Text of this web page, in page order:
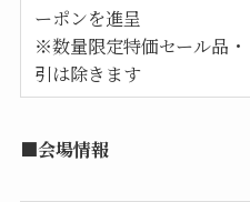
ーポンを進呈
※数量限定特価セール品
引は除きます
■会場情報